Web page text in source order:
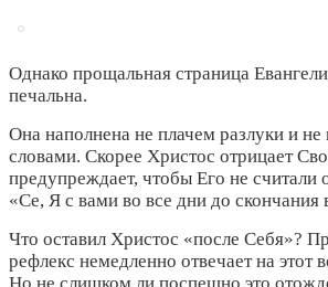
Однако прощальная страница
печальна.
Она наполнена не плачем разлуки и
словами. Скорее Христос отрицает
предупреждает, чтобы Его не считали
«Се, Я с вами во все дни до
Что оставил Христос «после Себя»?
рефлекс немедленно отвечает на этот